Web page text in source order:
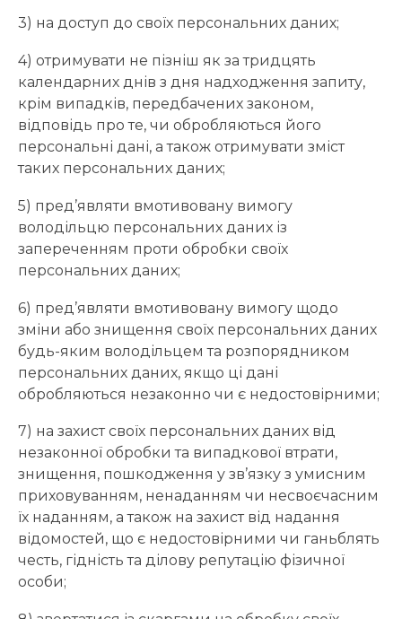
3) на доступ до своїх персональних даних;
4) отримувати не пізніш як за тридцять
календарних днів з дня надходження запиту,
крім випадків, передбачених законом,
відповідь про те, чи обробляються його
персональні дані, а також отримувати зміст
таких персональних даних;
5) пред’являти вмотивовану вимогу
володільцю персональних даних із
запереченням проти обробки своїх
персональних даних;
6) пред’являти вмотивовану вимогу щодо
зміни або знищення своїх персональних даних
будь-яким володільцем та розпорядником
персональних даних, якщо ці дані
обробляються незаконно чи є недостовірними;
7) на захист своїх персональних даних від
незаконної обробки та випадкової втрати,
знищення, пошкодження у зв’язку з умисним
приховуванням, ненаданням чи несвоєчасним
їх наданням, а також на захист від надання
відомостей, що є недостовірними чи ганьблять
честь, гідність та ділову репутацію фізичної
особи;